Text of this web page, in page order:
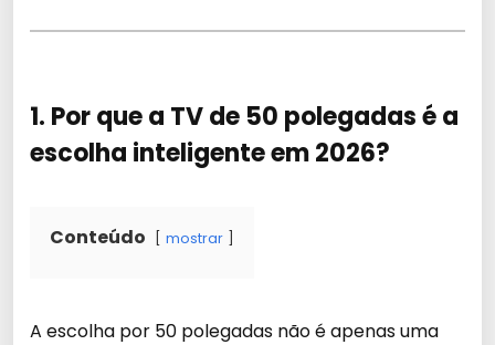
1. Por que a TV de 50 polegadas é a
escolha inteligente em 2026?
Conteúdo mostrar
A escolha por 50 polegadas não é apenas uma